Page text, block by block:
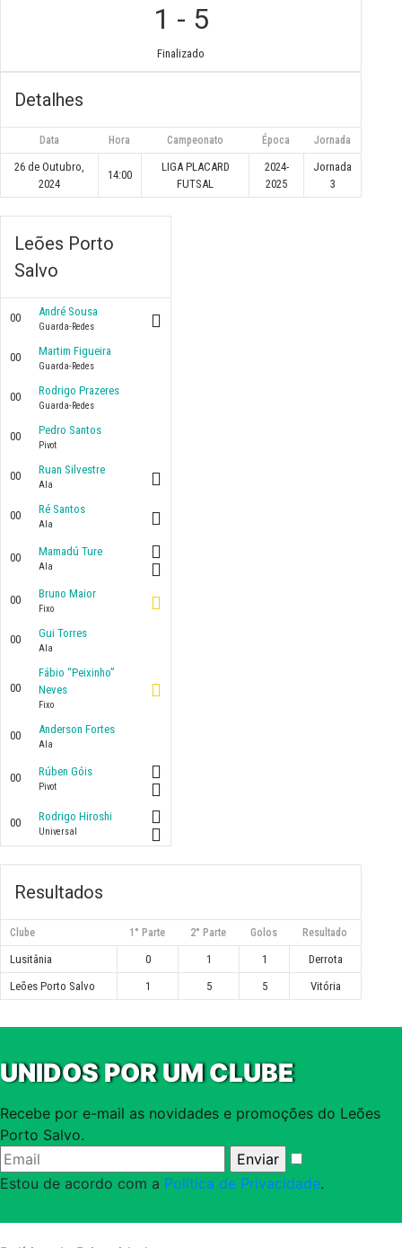
1 - 5
Finalizado
Detalhes
Data Hora Campeonato Época Jornada
26 de Outubro,
2024
14:00
LIGA PLACARD
FUTSAL
2024-
2025
Jornada
3
Leões Porto
Salvo
00 André Sousa
Guarda-Redes
00 Martim Figueira
Guarda-Redes
00 Rodrigo Prazeres
Guarda-Redes
00 Pedro Santos
Pivot
00 Ruan Silvestre
Ala
00 Ré Santos
Ala
00 Mamadú Ture
Ala
00 Bruno Maior
Fixo
00 Gui Torres
Ala
00
Fábio “Peixinho”
Neves
Fixo
00 Anderson Fortes
Ala
00 Rúben Góis
Pivot
00 Rodrigo Hiroshi
Universal
Resultados
Clube 1° Parte 2° Parte Golos Resultado
Lusitânia 0 1 1
Derrota
Leões Porto Salvo
1 5 5 Vitória
UNIDOS POR UM CLUBE
Recebe por e-mail as novidades e promoções do Leões
Porto Salvo.
Estou de acordo com a Política de Privacidade.